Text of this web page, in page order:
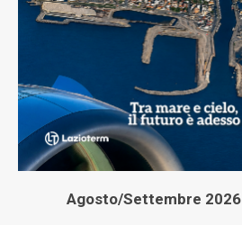
Agosto/Settembre 2026